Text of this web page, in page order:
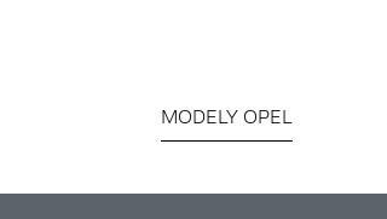
MODELY OPEL